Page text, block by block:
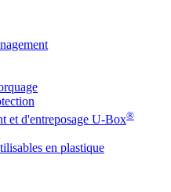
et d'entreposage U-Box®
en plastique